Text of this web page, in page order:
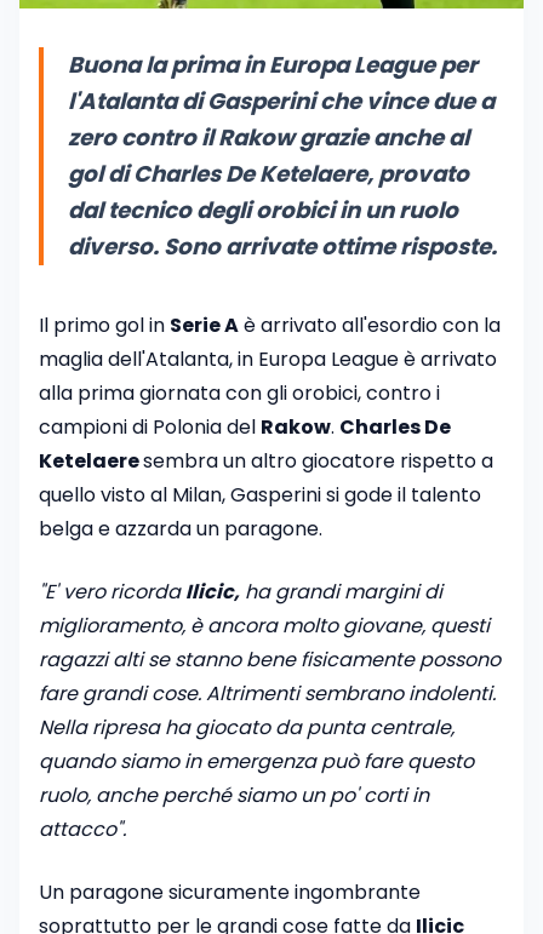
Buona la prima in Europa League per
l'Atalanta di Gasperini che vince due a
zero contro il Rakow grazie anche al
gol di Charles De Ketelaere, provato
dal tecnico degli orobici in un ruolo
diverso. Sono arrivate ottime risposte.
Il primo gol in Serie Aè arrivato all'esordio con la
maglia dell'Atalanta, in Europa League è arrivato
alla prima giornata con gli orobici, contro i
campioni di Polonia del Rakow. Charles De
Ketelaeresembra un altro giocatore rispetto a
quello visto al Milan, Gasperini si gode il talento
belga e azzarda un paragone.
"E' vero ricordaIlicic, ha grandi margini di
miglioramento, è ancora molto giovane, questi
ragazzi alti se stanno bene fisicamente possono
fare grandi cose. Altrimenti sembrano indolenti.
Nella ripresa ha giocato da punta centrale,
quando siamo in emergenza può fare questo
ruolo, anche perché siamo un po' corti in
attacco".
Un paragone sicuramente ingombrante
soprattutto per le grandi cose fatte da Ilicic